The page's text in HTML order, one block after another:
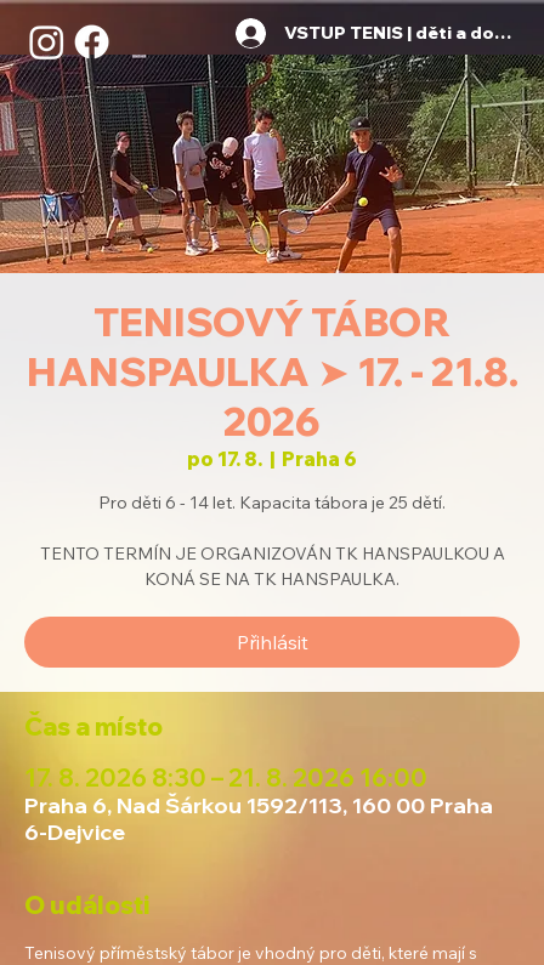
VSTUP TENIS | děti a dospělí
TENISOVÝ TÁBOR
HANSPAULKA ➤ 17. - 21.8.
2026
po 17. 8.
  |
Praha 6
Pro děti 6 - 14 let. Kapacita tábora je 25 dětí.
TENTO TERMÍN JE ORGANIZOVÁN TK HANSPAULKOU A
KONÁ SE NA TK HANSPAULKA.
Přihlásit
Čas a místo
17. 8. 2026 8:30 – 21. 8. 2026 16:00
Praha 6, Nad Šárkou 1592/113, 160 00 Praha
6-Dejvice
O události
Tenisový příměstský tábor je vhodný pro děti, které mají s